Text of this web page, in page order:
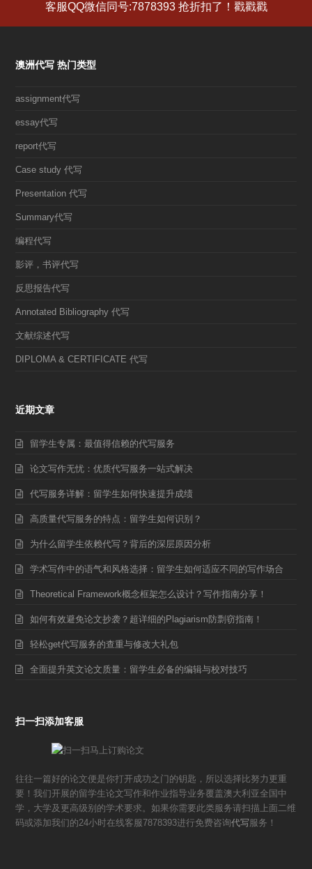
章:
客服QQ微信同号:7878393 抢折扣了！戳戳戳
澳洲代写 热门类型
assignment代写
essay代写
report代写
Case study 代写
Presentation 代写
Summary代写
编程代写
影评，书评代写
反思报告代写
Annotated Bibliography 代写
文献综述代写
DIPLOMA & CERTIFICATE 代写
近期文章
留学生专属：最值得信赖的代写服务
论文写作无忧：优质代写服务一站式解决
代写服务详解：留学生如何快速提升成绩
高质量代写服务的特点：留学生如何识别？
为什么留学生依赖代写？背后的深层原因分析
学术写作中的语气和风格选择：留学生如何适应不同的写作场合
Theoretical Framework概念框架怎么设计？写作指南分享！
如何有效避免论文抄袭？超详细的Plagiarism防剽窃指南！
轻松get代写服务的查重与修改大礼包
全面提升英文论文质量：留学生必备的编辑与校对技巧
扫一扫添加客服
往往一篇好的论文便是你打开成功之门的钥匙，所以选择比努力更重
要！我们开展的留学生论文写作和作业指导业务覆盖澳大利亚全国中
学，大学及更高级别的学术要求。如果你需要此类服务请扫描上面二维
码或添加我们的24小时在线客服7878393进行免费咨询代写服务！